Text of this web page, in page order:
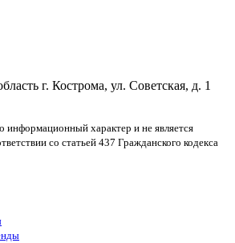
г. Кострома, ул. Советская, д. 1
информационный характер и не является
со статьей 437 Гражданского кодекса